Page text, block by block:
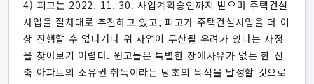
4) 피고는 2022. 11. 30. 사업계획승인까지 받으며 주택건설
사업을 절차대로 추진하고 있고, 피고가 주택건설사업을 더 이
상 진행할 수 없다거나 위 사업이 무산될 우려가 있다는 사정
을 찾아보기 어렵다. 원고들은 특별한 장애사유가 없는 한 신
축 아파트의 소유권 취득이라는 당초의 목적을 달성할 것으로